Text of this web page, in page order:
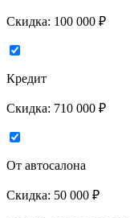
Скидка: 100 000 ₽
Кредит
Скидка: 710 000 ₽
От автосалона
Скидка: 50 000 ₽